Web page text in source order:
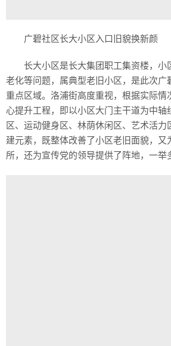
广碧社区长大小区入口旧貌换新颜
长大小区是长大集团职工集资楼，小
老化等问题，属典型老旧小区，是此次广
重点区域。洛浦街高度重视，根据实际情
心提升工程，即以小区大门主干道为中轴
区、运动健身区、林荫休闲区、艺术活力
建元素，既整体改善了小区老旧面貌，又
所，还为宣传党的领导提供了阵地，一举